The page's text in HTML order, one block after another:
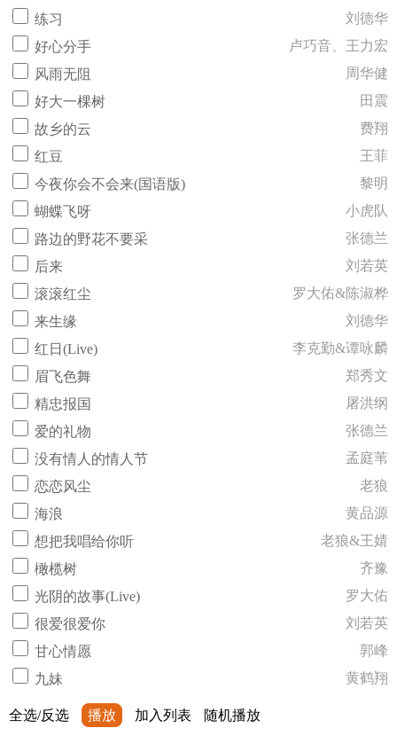
练习
刘德华
好心分手
卢巧音、王力宏
风雨无阻
周华健
好大一棵树
田震
故乡的云
费翔
红豆
王菲
今夜你会不会来(国语版)
黎明
蝴蝶飞呀
小虎队
路边的野花不要采
张德兰
后来
刘若英
滚滚红尘
罗大佑&陈淑桦
来生缘
刘德华
红日(Live)
李克勤&谭咏麟
眉飞色舞
郑秀文
精忠报国
屠洪纲
爱的礼物
张德兰
没有情人的情人节
孟庭苇
恋恋风尘
老狼
海浪
黄品源
想把我唱给你听
老狼&王婧
橄榄树
齐豫
光阴的故事(Live)
罗大佑
很爱很爱你
刘若英
甘心情愿
郭峰
九妹
黄鹤翔
全选/反选 播放 加入列表 随机播放